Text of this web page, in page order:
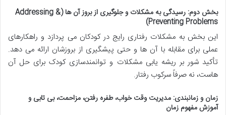
بخش دوم: رسیدگی به مشکلات و جلوگیری از بروز آن ها (Addressing &
Preventing Problems)
این بخش به مشکلات رفتاری رایج در کودکان می پردازد و راهکارهای
عملی برای مقابله با آن ها و حتی پیشگیری از بروزشان ارائه می دهد.
تأکید شور بر ریشه یابی مشکلات و توانمندسازی کودک برای حل آن
هاست، نه صرفاً سرکوب رفتار.
زمان و زمانبندی: مدیریت وقت خواب، طفره رفتن، مزاحمت، بی تابی و
آموزش مفهوم زمان